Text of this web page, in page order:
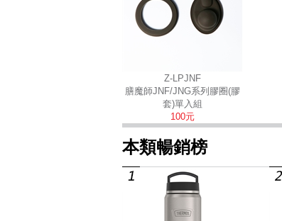
Z-LPJNF
膳魔師JNF/JNG系列膠圈(膠
套)單入組
100元
本類暢銷榜